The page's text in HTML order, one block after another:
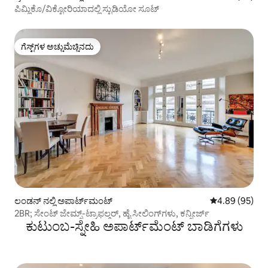
ಪಿಮ್ಲಿಕೊ/ವಿಕ್ಟೋರಿಯಾದಲ್ಲಿ ಸ್ಟುಡಿಯೋ ಸೂಟ್
ಗೆಸ್ಟ್‌ಗಳ ಅಚ್ಚುಮೆಚ್ಚಿನದು
ಗೆಸ್ಟ್‌ಗಳ ಅಚ್ಚುಮೆಚ್ಚಿನದು
ಲಂಡನ್ ನಲ್ಲಿ ಅಪಾರ್ಟ್‌ಮಂಟ್ 5 ರಲ್ಲಿ 4.89
4.89 (95)
2BR; ಸೇಂಟ್ ಜೇಮ್ಸ್-ಟ್ರಾಫಲ್ಗರ್, ಹೈ ಸೀಲಿಂಗ್‌ಗಳು, ಕನ್ಸೀರ್ಜ್
ಕುಟುಂಬ-ಸ್ನೇಹಿ ಅಪಾರ್ಟ್‌ಮೆಂಟ್ ಬಾಡಿಗೆಗಳು